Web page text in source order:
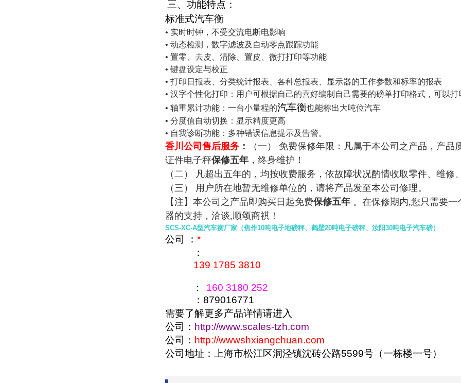
三、功能特点：
标准式汽车衡
• 实时时钟，不受交流电断电影响
• 动态检测，数字滤波及自动零点跟踪功能
• 置零、去皮、清除、置皮、微打打印等功能
• 键盘设定与校正
• 打印日报表、分类统计报表、各种总报表、显示器的工作参数和标率的报表
• 汉字个性化打印：用户可根据自己的喜好编制自己需要的磅单打印格式，可以
• 轴重累计功能：一台小量程的汽车衡也能称出大吨位汽车
• 分度值自动切换：显示精度更高
• 自我诊断功能：多种错误信息提示及告警。
香川公司售后服务 ：
（一） 免费保修年限：凡属于本公司之产品，产
证件电子秤保修五年 ，终身维护！
（二） 凡超出五年的，均按收费服务，依故障状况酌情收取零件、维修
（三） 用户所在地暂无维修单位的，请将产品发至本公司修理。
【注】本公司之产品即购买日起免费保修五年 。在保修期内,您只需要一
器的支持，洽谈,顺颂商祺！
SCS-XC-A型汽车衡厂家（焦作10吨电子地磅秤、鹤壁20吨电子磅秤、汝阳30吨电子汽车磅）
公司 ： *
：
139 1785 3810
: 160 3180 252
：879016771
需要了解更多产品详情请进入
公司： http://www.scales-tzh.com
公司： http://wwwshxiangchuan.com
公司地址：上海市松江区洞泾镇沈砖公路5599号（一栋楼一号）